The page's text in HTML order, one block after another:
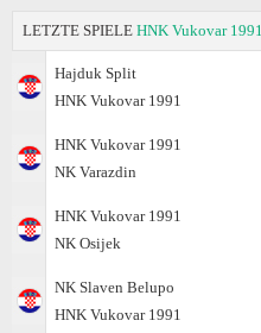
LETZTE SPIELE HNK Vukovar 1991
Hajduk Split
HNK Vukovar 1991
HNK Vukovar 1991
NK Varazdin
HNK Vukovar 1991
NK Osijek
NK Slaven Belupo
HNK Vukovar 1991